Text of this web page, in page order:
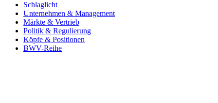
Schlaglicht
Unternehmen & Management
Märkte & Vertrieb
Politik & Regulierung
Köpfe & Positionen
BWV-Reihe